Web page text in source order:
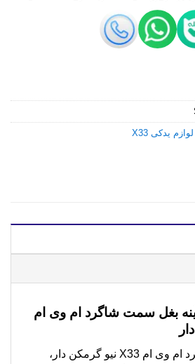
لوازم یدکی X33
بغل سمت شاگرد ام وی ام
آینه بغل سمت شاگرد ام وی ام X33 نیو گرمکن دار،